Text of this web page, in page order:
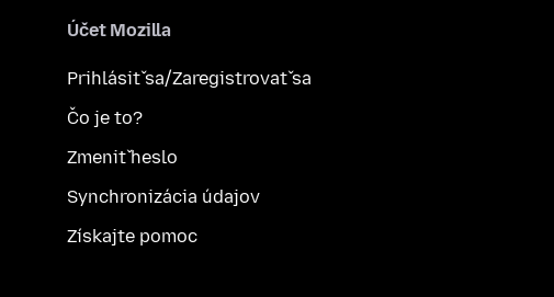
Účet Mozilla
Prihlásiť sa/Zaregistrovať sa
Čo je to?
Zmeniť heslo
Synchronizácia údajov
Získajte pomoc